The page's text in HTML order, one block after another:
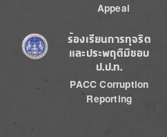
Appeal
Image
ร้องเรียนการทุจริต
และประพฤติมิชอบ
ป.ป.ท.
PACC Corruption
Reporting